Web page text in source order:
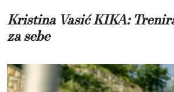
Kristina Vasić KIKA:
za sebe